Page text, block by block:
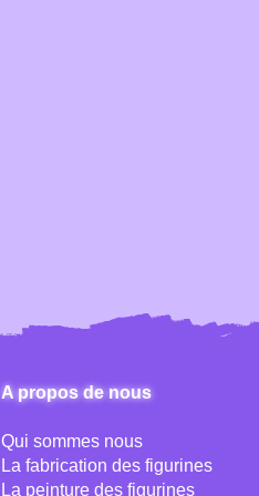
A propos de nous
Qui sommes nous
La fabrication des figurines
La peinture des figurines